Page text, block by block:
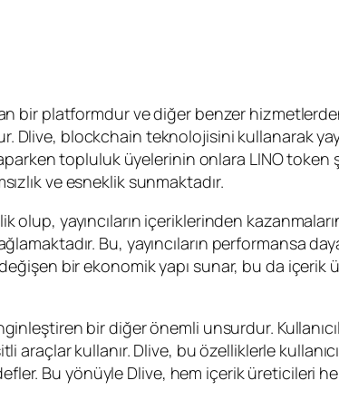
bir platformdur ve diğer benzer
blockchain teknolojisini kullanarak
topluluk üyelerinin onlara LINO
ve esneklik sunmaktadır.
yayıncıların içeriklerinden
Bu, yayıncıların performansa
bir ekonomik yapı sunar, bu da
bir diğer önemli unsurdur.
araçlar kullanır. Dlive, bu özelliklerle
Bu yönüyle Dlive, hem içerik üreticileri